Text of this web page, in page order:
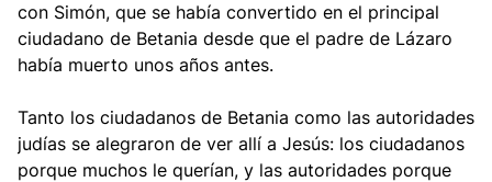
con Simón, que se había convertido en el principal
ciudadano de Betania desde que el padre de Lázaro
había muerto unos años antes.
Tanto los ciudadanos de Betania como las autoridades
judías se alegraron de ver allí a Jesús: los ciudadanos
porque muchos le querían, y las autoridades porque